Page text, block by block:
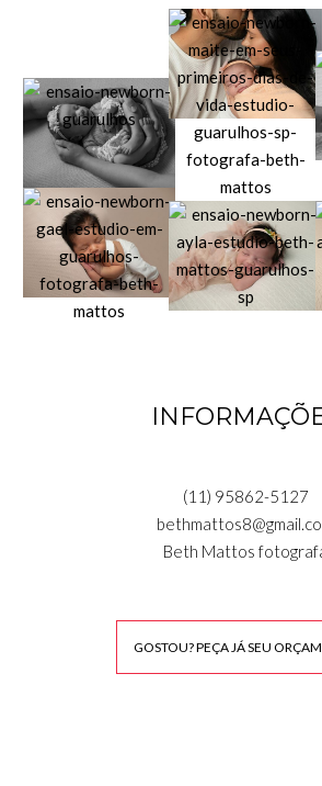
(11) 95862-5127
Beth Mattos
GOSTOU? PEÇA JÁ SEU